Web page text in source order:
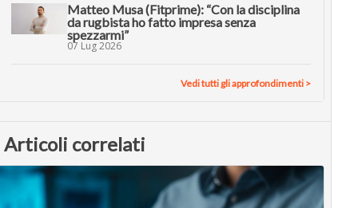
Matteo Musa (Fitprime): “Con la disciplina
da rugbista ho fatto impresa senza
spezzarmi”
07 Lug 2026
Vedi tutti gli approfondimenti >
Articoli correlati